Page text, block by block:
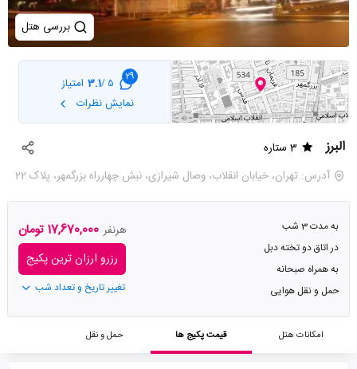
بررسی هتل
29
5 /
3.1 امتیاز
نمایش نظرات
البرز
3 ستاره
آدرس: تهران، خیابان انقلاب، وصال شیرازی، نبش چهارراه بزرگمهر، پلاک 22
به مدت 3 شب
در اتاق دو تخته دبل
به همراه صبحانه
حمل و نقل هوایی
هرنفر 17,670,000 تومان
رزرو ارزان ترین پکیج
تغییر تاریخ و تعداد شب
امکانات هتل قیمت پکیج ها حمل و نقل